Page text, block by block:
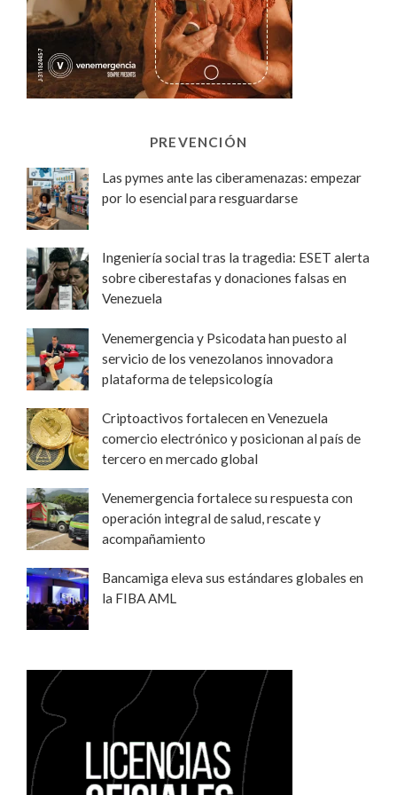
PREVENCIÓN
Las pymes ante las ciberamenazas: empezar
por lo esencial para resguardarse
Ingeniería social tras la tragedia: ESET alerta
sobre ciberestafas y donaciones falsas en
Venezuela
Venemergencia y Psicodata han puesto al
servicio de los venezolanos innovadora
plataforma de telepsicología
Criptoactivos fortalecen en Venezuela
comercio electrónico y posicionan al país de
tercero en mercado global
Venemergencia fortalece su respuesta con
operación integral de salud, rescate y
acompañamiento
Bancamiga eleva sus estándares globales en
la FIBA AML